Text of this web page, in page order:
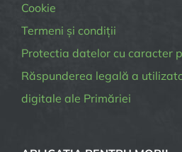
Cookie
Termeni și condiții
Protectia datelor cu caracter
Răspunderea legală a
digitale ale Primăriei